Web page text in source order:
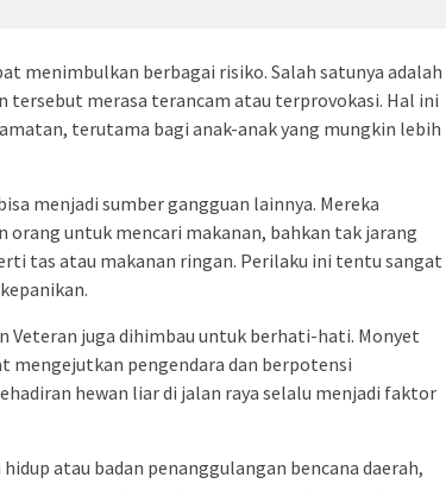
menimbulkan berbagai risiko. Salah satunya adalah
tersebut merasa terancam atau terprovokasi. Hal ini
terutama bagi anak-anak yang mungkin lebih
menjadi sumber gangguan lainnya. Mereka
untuk mencari makanan, bahkan tak jarang
tas atau makanan ringan. Perilaku ini tentu sangat
Veteran juga dihimbau untuk berhati-hati. Monyet
pengendara dan berpotensi
hewan liar di jalan raya selalu menjadi faktor
atau badan penanggulangan bencana daerah,